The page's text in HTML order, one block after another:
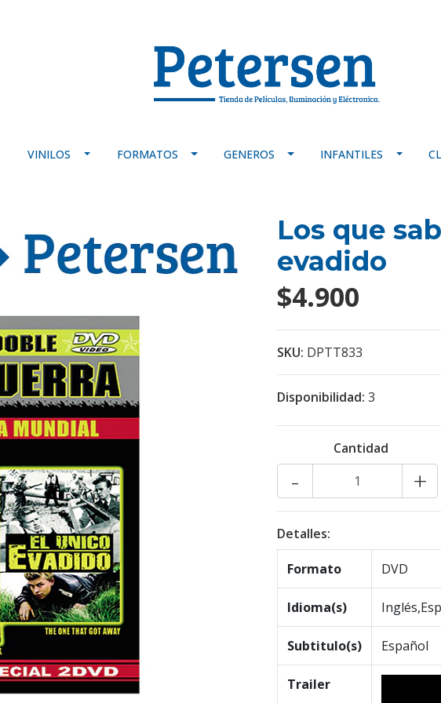
VINILOS FORMATOS GENEROS INFANTILES
Los que
evadido
$4.900
SKU: DPTT833
Disponibilidad: 3
Cantidad
+
-
Detalles:
Formato DVD
Idioma(s)
Subtitulo(s) Español
Trailer